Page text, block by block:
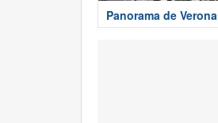
Panorama de Verona